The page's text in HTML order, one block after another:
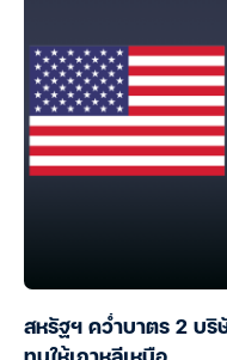
สหรัฐฯ คว่ำบาตร 2 บริ